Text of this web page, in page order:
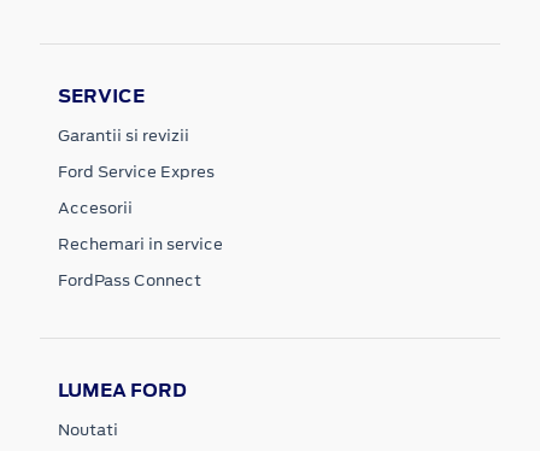
SERVICE
Garantii si revizii
Ford Service Expres
Accesorii
Rechemari in service
FordPass Connect
LUMEA FORD
Noutati